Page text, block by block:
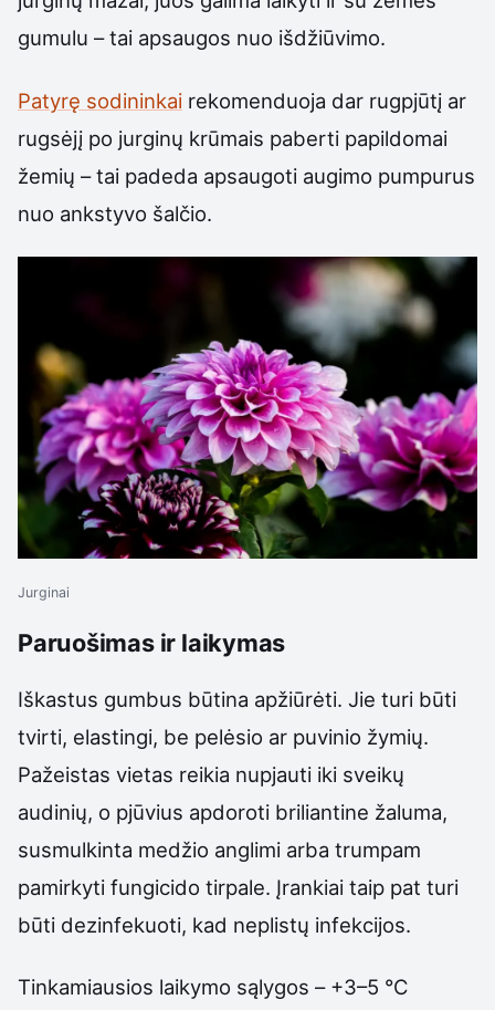
gumulu – tai apsaugos nuo išdžiūvimo.
Patyrę sodininkai rekomenduoja dar rugpjūtį ar
rugsėjį po jurginų krūmais paberti papildomai
žemių – tai padeda apsaugoti augimo pumpurus
nuo ankstyvo šalčio.
Jurginai
Paruošimas ir laikymas
Iškastus gumbus būtina apžiūrėti. Jie turi būti
tvirti, elastingi, be pelėsio ar puvinio žymių.
Pažeistas vietas reikia nupjauti iki sveikų
audinių, o pjūvius apdoroti briliantine žaluma,
susmulkinta medžio anglimi arba trumpam
pamirkyti fungicido tirpale. Įrankiai taip pat turi
būti dezinfekuoti, kad neplistų infekcijos.
Tinkamiausios laikymo sąlygos – +3–5 °C